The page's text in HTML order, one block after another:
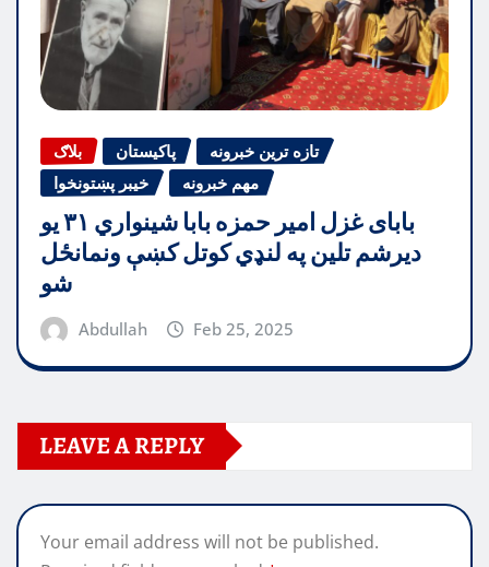
بلاګ پاکیستان
تازه ترین خبرونه
خیبر پښتونخوا
مهم خبرونه
بابای غزل امیر حمزه بابا شینواري ۳۱ یو
دیرشم تلین په لنډي کوتل کښې ونمانځل
شو
Abdullah Feb 25, 2025
LEAVE A REPLY
Your email address will not be published.